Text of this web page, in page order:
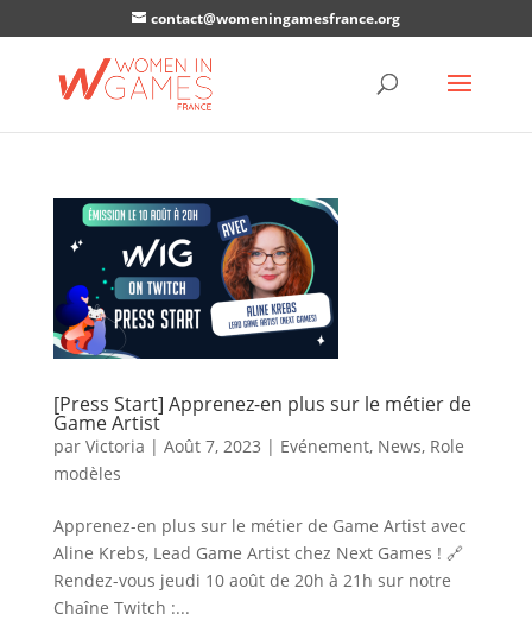
contact@womeningamesfrance.org
[Press Start] Apprenez-en plus sur le métier de
Game Artist
par Victoria | Août 7, 2023 | Evénement, News, Role
modèles
Apprenez-en plus sur le métier de Game Artist avec
Aline Krebs, Lead Game Artist chez Next Games ! 🔗
Rendez-vous jeudi 10 août de 20h à 21h sur notre
Chaîne Twitch :...